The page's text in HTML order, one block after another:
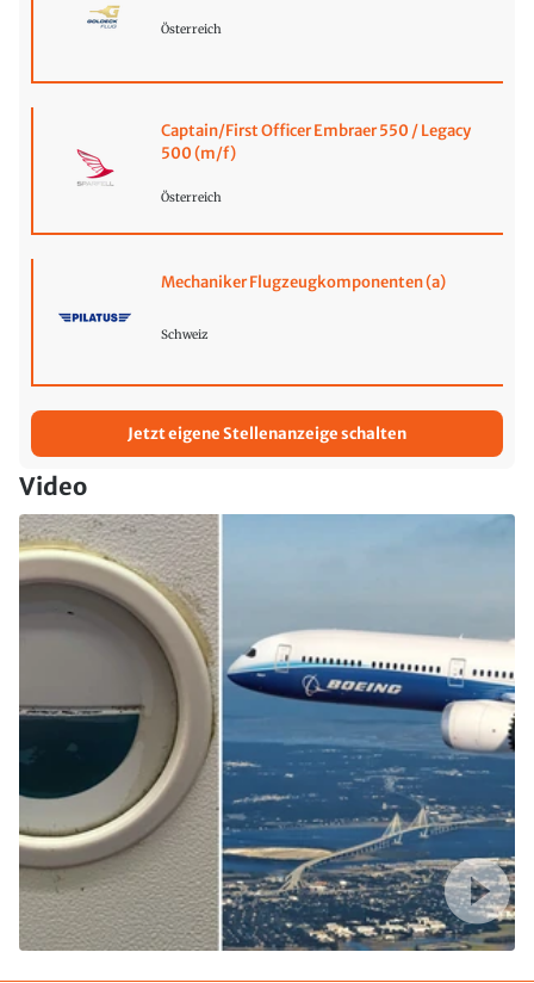
Österreich
Captain/First Officer Embraer 550 / Legacy
500 (m/f)
Österreich
Mechaniker Flugzeugkomponenten (a)
Schweiz
Jetzt eigene Stellenanzeige schalten
Video